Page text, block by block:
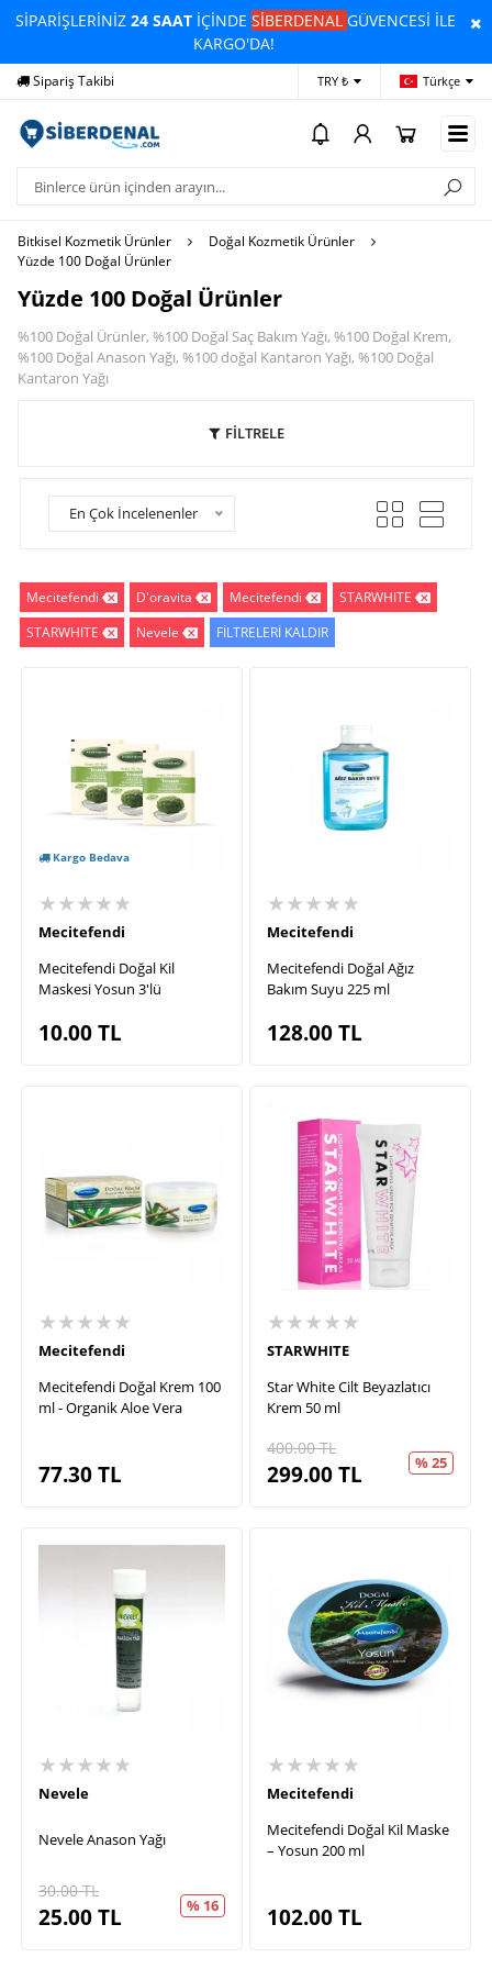
SİPARİŞLERİNİZ24 SAAT İÇİNDESİBERDENALGÜVENCESİ İLE
KARGO'DA!
Yardım Ödeme Bildirimi
TRY ₺ Türkçe
Bitkisel Kozmetik Ürünler
Doğal Kozmetik Ürünler
Yüzde 100 Doğal Ürünler
Yüzde 100 Doğal Ürünler
%100 Doğal Ürünler, %100 Doğal Saç Bakım Yağı, %100 Doğal Krem,
%100 Doğal Anason Yağı, %100 doğal Kantaron Yağı, %100 Doğal
Kantaron Yağı
FİLTRELE
En Çok İncelenenler
Mecitefendi D'oravita Mecitefendi
STARWHITE
STARWHITE
Nevele FİLTRELERİ KALDIR
Kargo Bedava
★★★★★
Mecitefendi
Mecitefendi Doğal Kil
Maskesi Yosun 3'lü
10.00TL
★★★★★
Mecitefendi
Mecitefendi Doğal Ağız
Bakım Suyu 225 ml
128.00TL
★★★★★
Mecitefendi
Mecitefendi Doğal Krem 100
ml - Organik Aloe Vera
77.30TL
★★★★★
STARWHITE
Star White Cilt Beyazlatıcı
Krem 50 ml
400.00TL
299.00TL % 25
★★★★★
Nevele
Nevele Anason Yağı
30.00TL
25.00TL % 16
★★★★★
Mecitefendi
Mecitefendi Doğal Kil Maske
– Yosun 200 ml
102.00TL